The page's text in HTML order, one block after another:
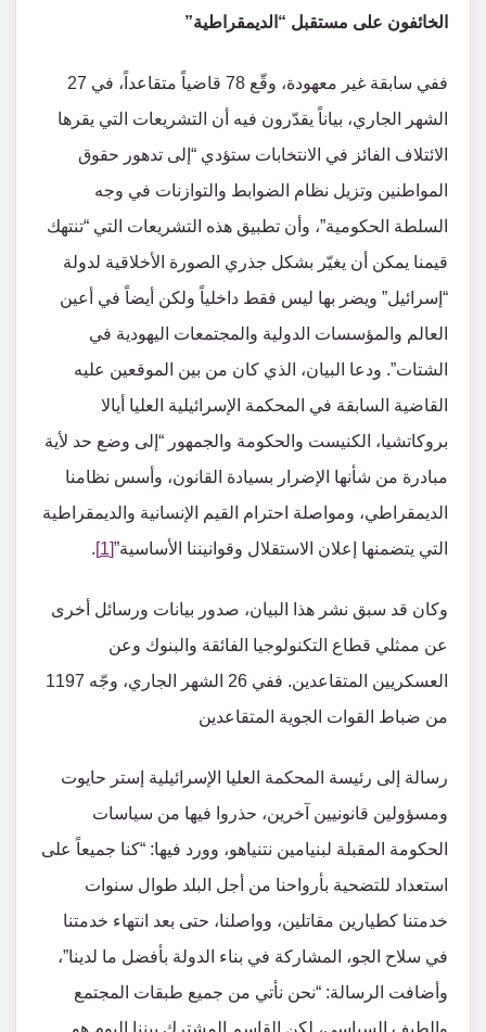
الخائفون على مستقبل “الديمقراطية”
ففي سابقة غير معهودة، وقّع 78 قاضياً متقاعداً، في 27
الشهر الجاري، بياناً يقدّرون فيه أن التشريعات التي يقرها
الائتلاف الفائز في الانتخابات ستؤدي “إلى تدهور حقوق
المواطنين وتزيل نظام الضوابط والتوازنات في وجه
السلطة الحكومية”، وأن تطبيق هذه التشريعات التي “تنتهك
قيمنا يمكن أن يغيّر بشكل جذري الصورة الأخلاقية لدولة
“إسرائيل” ويضر بها ليس فقط داخلياً ولكن أيضاً في أعين
العالم والمؤسسات الدولية والمجتمعات اليهودية في
الشتات”. ودعا البيان، الذي كان من بين الموقعين عليه
القاضية السابقة في المحكمة الإسرائيلية العليا أيالا
بروكاتشيا، الكنيست والحكومة والجمهور “إلى وضع حد لأية
مبادرة من شأنها الإضرار بسيادة القانون، وأسس نظامنا
الديمقراطي، ومواصلة احترام القيم الإنسانية والديمقراطية
التي يتضمنها إعلان الاستقلال وقوانيننا الأساسية”[1]
.
وكان قد سبق نشر هذا البيان، صدور بيانات ورسائل أخرى
عن ممثلي قطاع التكنولوجيا الفائقة والبنوك وعن
العسكريين المتقاعدين. ففي 26 الشهر الجاري، وجّه 1197
من ضباط القوات الجوية المتقاعدين
رسالة إلى رئيسة المحكمة العليا الإسرائيلية إستر حايوت
ومسؤولين قانونيين آخرين، حذروا فيها من سياسات
الحكومة المقبلة لبنيامين نتنياهو، وورد فيها: “كنا جميعاً على
استعداد للتضحية بأرواحنا من أجل البلد طوال سنوات
خدمتنا كطيارين مقاتلين، وواصلنا، حتى بعد انتهاء خدمتنا
في سلاح الجو، المشاركة في بناء الدولة بأفضل ما لدينا”،
وأضافت الرسالة: “نحن نأتي من جميع طبقات المجتمع